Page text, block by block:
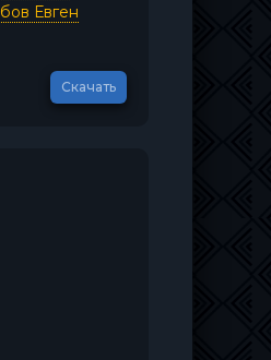
Евген
Скачать